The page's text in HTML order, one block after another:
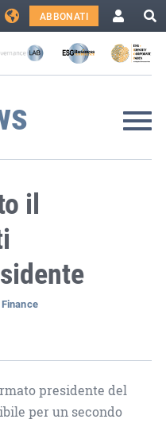
ABBONATI
il
presidente del
per un secondo